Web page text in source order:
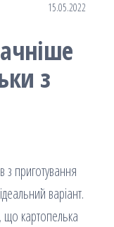
15.05.2022
з
з приготування
варіант.
картопелька